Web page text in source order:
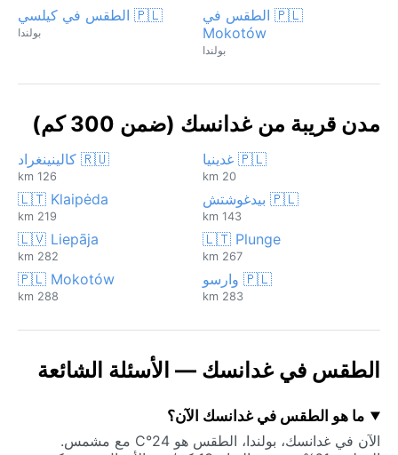
🇵🇱 الطقس في
Mokotów
بولندا
🇵🇱 الطقس في كيلسي
بولندا
مدن قريبة من غدانسك (ضمن 300 كم)
🇵🇱 غدينيا
20 km
🇷🇺 كالينينغراد
126 km
🇵🇱 بيدغوشتش
143 km
🇱🇹 Klaipėda
219 km
🇱🇹 Plunge
267 km
🇱🇻 Liepāja
282 km
🇵🇱 وارسو
283 km
🇵🇱 Mokotów
288 km
الطقس في غدانسك — الأسئلة الشائعة
ما هو الطقس في غدانسك الآن؟
الآن في غدانسك، بولندا، الطقس هو 24°C مع مشمس.